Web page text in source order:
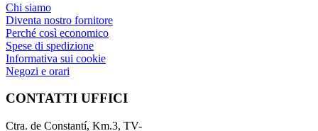
Chi siamo
Diventa nostro fornitore
Perché così economico
Spese di spedizione
Informativa sui cookie
Negozi e orari
CONTATTI UFFICI
Ctra. de Constantí, Km.3, TV-